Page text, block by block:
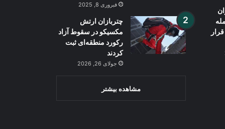
فبروری 8, 2025
چتربازان ارتش
مکسیکو در سقوط آزاد
رکورد منطقه‌ای ثبت
کردند
جولای 26, 2026
مشاهده بیشتر